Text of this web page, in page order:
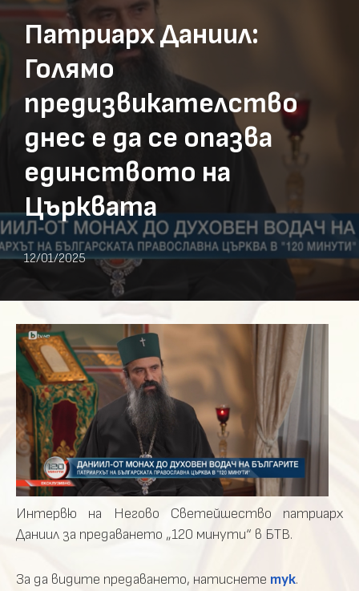
Патриарх Даниил:
Голямо
предизвикателство
днес е да се опазва
единството на
Църквата
12/01/2025
Интервю на Негово Светейшество патриарх
Даниил за предаването „120 минути“ в БТВ.
За да видите предаването, натиснете тук.